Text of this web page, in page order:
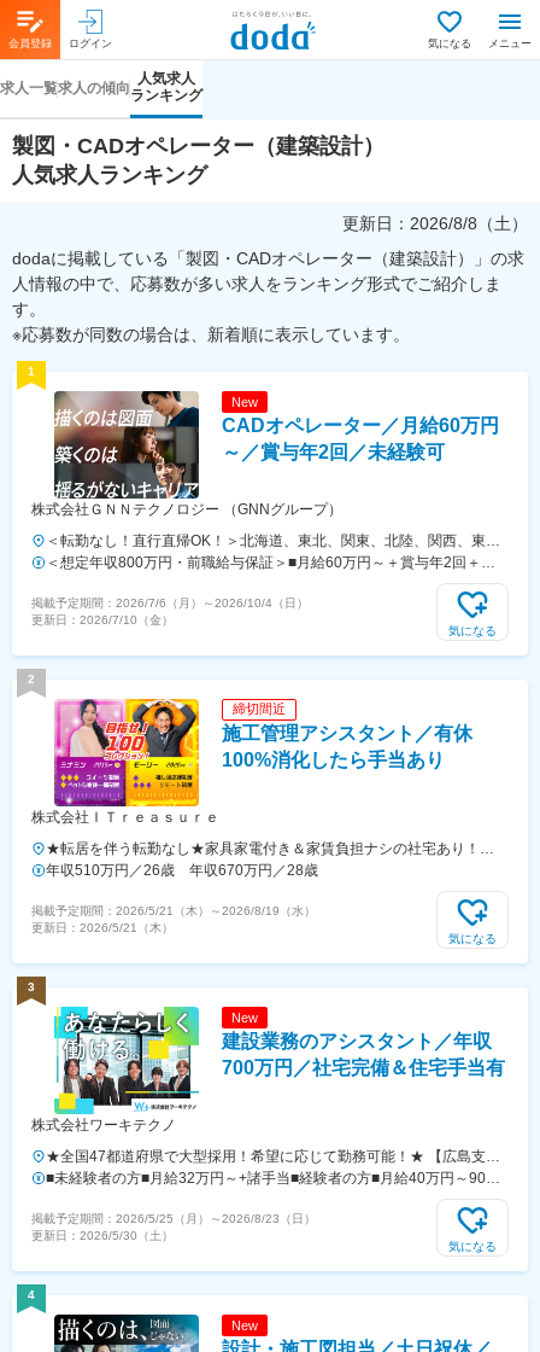
会員登録 ログイン 気になる メニュー
求人一覧求人の傾向
人気求人
ランキング
製図・CADオペレーター（建築設計）
人気求人ランキング
更新日： 2026/8/8（土）
dodaに掲載している「製図・CADオペレーター（建築設計）」の求
人情報の中で、応募数が多い求人をランキング形式でご紹介しま
す。
※応募数が同数の場合は、新着順に表示しています。
1
New
CADオペレーター／月給60万円
～／賞与年2回／未経験可
株式会社ＧＮＮテクノロジー （GNNグループ）
＜転勤なし！直行直帰OK！＞北海道、東北、関東、北陸、関西、東
海、中国、四国、九州、沖縄の各プロジェクト先★希望勤務地・通勤時
間を考慮いたします！★直行直帰OK★U・Iターン歓迎！住宅手当あり
★転居を伴う転勤はありません北海道東北／青森県・岩手県・宮城県・
秋田県・山形県・福島県関東／東京、神奈川、千葉、埼玉、茨城、栃
愛媛九州／福岡、佐賀、長崎、熊本、大分、宮崎、鹿児島、沖縄＼広島
にてビッグプロジェクト始動！／裁量のあるポジションをお任せ◎より
高待遇をご用意しております。ご希望の方は面接にてお気軽にご質問く
ださい。
＜想定年収800万円・前職給与保証＞■月給60万円～＋賞与年2回＋各
種手当※これまでの経験・スキル・年齢を考慮して、決定いたします※
残業代は別途全額支給します。※前職給与保証について：年齢、経験、
能力、適性を考慮して、支給額を決定します。ーーーーーーーーーーー
／入社祝い金として別途20万円を支給いたします◎
掲載予定期間： 2026/7/6（月） ～2026/10/4（日）
更新日： 2026/7/10（金）
気になる
2
締切間近
施工管理アシスタント／有休
100%消化したら手当あり
株式会社ＩＴｒｅａｓｕｒｅ
★転居を伴う転勤なし★家具家電付き＆家賃負担ナシの社宅あり！
★U・I・Jターン歓迎★フルリモートワーク、在宅もあり！★マイカー
通勤OK全国47都道府県の中から、あなたが希望する好きな地域で働け
ます！■北海道・東北北海道・青森県・秋田県・岩手県・宮城県・山形
県・福島県■関東東京都・神奈川県・千葉県・埼玉県・茨城県・栃木
■四国徳島県・香川県・愛媛県・高知県■九州福岡県・佐賀県・長崎
県・熊本県・大分県・宮崎県・鹿児島県・沖縄県※受動喫煙対策：あり
※今後も各地域に続々と拠点をOPENしていきます！＼働く場所は、あ
なたファーストで♪／多彩な企業との取引がある当社では、働く場所も
働き方も、自由度は高め！一人ひとりの働く想いに寄り添いながら、理
想的な働き方を実現できます♪
年収510万円／26歳 年収670万円／28歳
掲載予定期間： 2026/5/21（木） ～2026/8/19（水）
更新日： 2026/5/21（木）
気になる
3
New
建設業務のアシスタント／年収
700万円／社宅完備＆住宅手当有
株式会社ワーキテクノ
★全国47都道府県で大型採用！希望に応じて勤務可能！★ 【広島支
社】広島県広島市中区大手町2-8-5 4F【高松支店】香川県高松市寿町2-
2-10 4F【岡山支店】岡山県岡山市北区富田町2-7-5 3F【松山支店】愛
媛県松山市千舟町4-3-7 1F■その他の勤務地も含めて500名規模の採用
を行っています◎【大阪本社】〒541-0047 大阪府大阪市中央区淡路
台支社】〒980-0014 宮城県仙台市青葉区本町1-3-9 5F 【北海道支
■未経験者の方■月給32万円～+諸手当■経験者の方■月給40万円～90万
+諸手当経験・能力を考慮の上、優遇いたします。※未経験の方でも前
職での経験・給与等を考慮の上、決定いたします。※時間外手当は
100％別途支給します。※未経験の方でも前職での経験・給与等を考慮
万円／22歳・未経験 入社1年目450万円／34歳・未経験 入社1年目
掲載予定期間： 2026/5/25（月） ～2026/8/23（日）
更新日： 2026/5/30（土）
気になる
4
New